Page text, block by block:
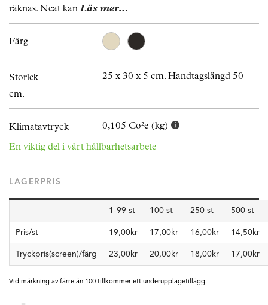
räknas. Neat kan Läs mer…
Färg
Storlek
25 x 30 x 5 cm. Handtagslängd 50
cm.
Klimatavtryck
0,105 Co²e (kg)
En viktig del i vårt hållbarhetsarbete
LAGERPRIS
1-99 st 100 st 250 st 500 st
Pris/st 19,00kr 17,00kr 16,00kr 14,50kr
Tryckpris(screen)/färg 23,00kr 20,00kr 18,00kr 17,00kr
Vid märkning av färre än 100 tillkommer ett underupplagetillägg.